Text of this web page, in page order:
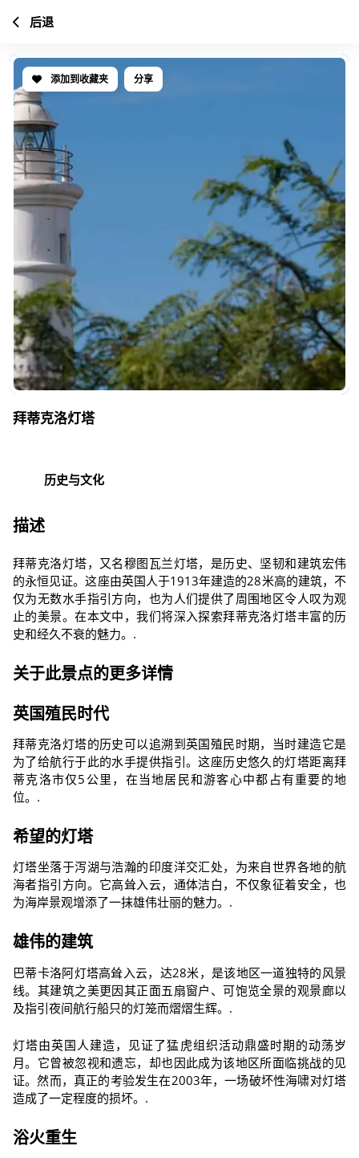
添加到收藏夹 分享
拜蒂克洛灯塔
历史与文化
描述
拜蒂克洛灯塔，又名穆图瓦兰灯塔，是历史、坚韧和建筑宏伟
的永恒见证。这座由英国人于1913年建造的28米高的建筑，不
仅为无数水手指引方向，也为人们提供了周围地区令人叹为观
止的美景。在本文中，我们将深入探索拜蒂克洛灯塔丰富的历
史和经久不衰的魅力。.
关于此景点的更多详情
英国殖民时代
拜蒂克洛灯塔的历史可以追溯到英国殖民时期，当时建造它是
为了给航行于此的水手提供指引。这座历史悠久的灯塔距离拜
蒂克洛市仅5公里，在当地居民和游客心中都占有重要的地
位。.
希望的灯塔
灯塔坐落于泻湖与浩瀚的印度洋交汇处，为来自世界各地的航
海者指引方向。它高耸入云，通体洁白，不仅象征着安全，也
为海岸景观增添了一抹雄伟壮丽的魅力。.
雄伟的建筑
巴蒂卡洛阿灯塔高耸入云，达28米，是该地区一道独特的风景
线。其建筑之美更因其正面五扇窗户、可饱览全景的观景廊以
及指引夜间航行船只的灯笼而熠熠生辉。.
灯塔由英国人建造，见证了猛虎组织活动鼎盛时期的动荡岁
月。它曾被忽视和遗忘，却也因此成为该地区所面临挑战的见
证。然而，真正的考验发生在2003年，一场破坏性海啸对灯塔
造成了一定程度的损坏。.
浴火重生
后退